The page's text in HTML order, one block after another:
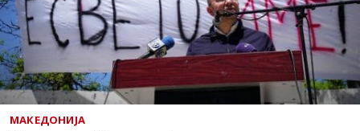
МАКЕДОНИЈА